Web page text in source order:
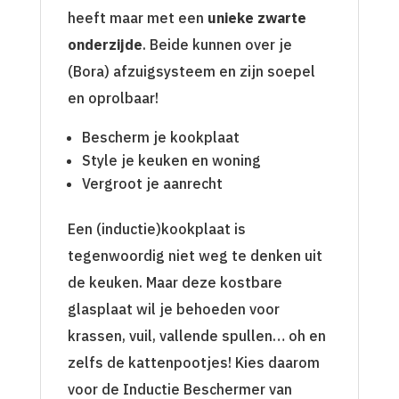
heeft maar met een unieke zwarte
onderzijde. Beide kunnen over je
(Bora) afzuigsysteem en zijn soepel
en oprolbaar!
Bescherm je kookplaat
Style je keuken en woning
Vergroot je aanrecht
Een (inductie)kookplaat is
tegenwoordig niet weg te denken uit
de keuken. Maar deze kostbare
glasplaat wil je behoeden voor
krassen, vuil, vallende spullen… oh en
zelfs de kattenpootjes! Kies daarom
voor de Inductie Beschermer van